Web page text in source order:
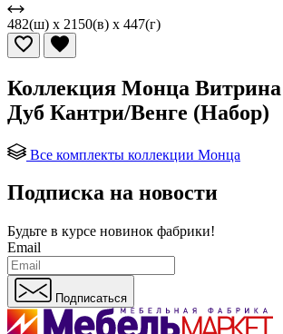
482(ш) x 2150(в) x 447(г)
Коллекция Монца
Дуб Кантри/Венге (Набор)
Все комплекты коллекции Монца
Подписка на новости
Будьте в курсе новинок фабрики!
Email
Подписаться